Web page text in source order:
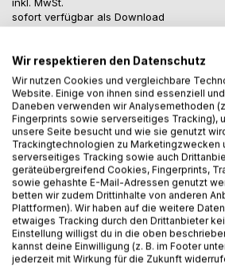
sofort verfügbar als Download
Auf die Merkliste
Titel bewerten
BESCHREIBUNG
Wir respektieren den Datenschutz
Wir nutzen Cookies und vergleichbare
Website. Einige von ihnen sind essenziell
Daneben verwenden wir Analysemethoden
Fingerprints sowie serverseitiges Tracking),
unsere Seite besucht und wie sie genutzt
Trackingtechnologien zu Marketingzwecken
serverseitiges Tracking sowie auch
geräteübergreifend Cookies, Fingerprints,
sowie gehashte E-Mail-Adressen genutzt
betten wir zudem Drittinhalte von anderen
Plattformen). Wir haben auf die weitere
etwaiges Tracking durch den Drittanbieter
Einstellung willigst du in die oben
kannst deine Einwilligung (z. B. im Footer
jederzeit mit Wirkung für die Zukunft